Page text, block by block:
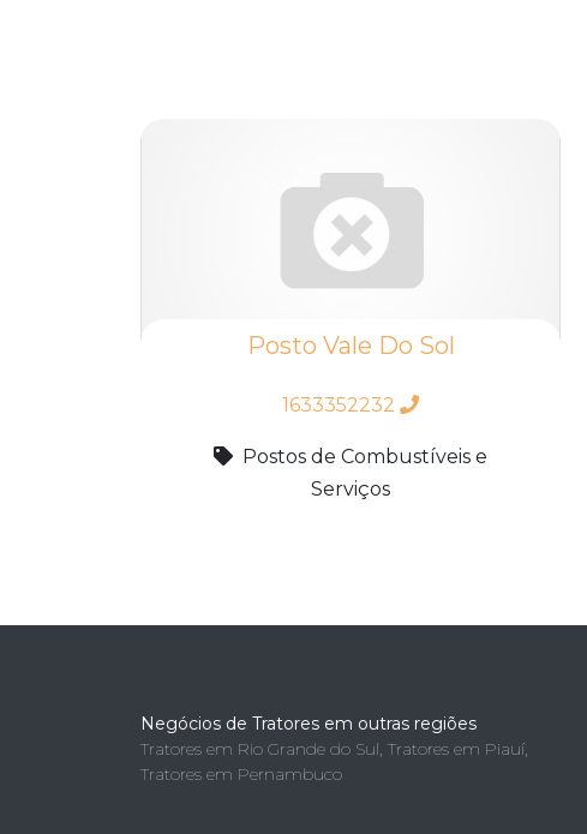
Posto Vale Do Sol
1633352232
Postos de Combustíveis e
Serviços
Negócios de Tratores em outras regiões
Tratores em Rio Grande do Sul, Tratores em Piauí,
Tratores em Pernambuco